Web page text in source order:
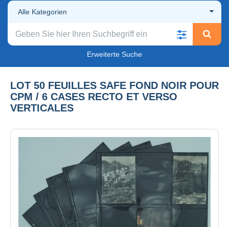
Alle Kategorien
Erweiterte Suche
LOT 50 FEUILLES SAFE FOND NOIR POUR
CPM / 6 CASES RECTO ET VERSO
VERTICALES